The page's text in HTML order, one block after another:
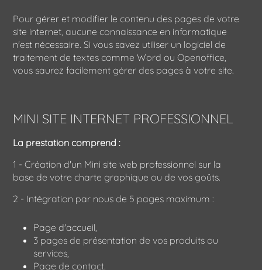
Pour gérer et modifier le contenu des pages de votre
site internet, aucune connaissance en informatique
n'est nécessaire. Si vous savez utiliser un logiciel de
traitement de textes comme Word ou Openoffice,
vous saurez facilement gérer des pages à votre site.
MINI SITE INTERNET PROFESSIONNEL
La prestation comprend :
1 - Création d'un Mini site web professionnel sur la
base de votre charte graphique ou de vos goûts.
2 - Intégration par nous de 5 pages maximum :
Page d'accueil,
3 pages de présentation de vos produits ou
services,
Page de contact.